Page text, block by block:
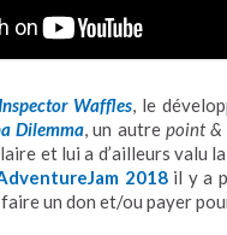
Inspector Waffles, le
Dilemma, un autre point &
et lui a d’ailleurs valu
2018il y a
un don et/ou payer